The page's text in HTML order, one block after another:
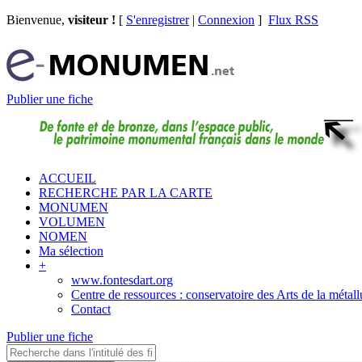
Bienvenue, visiteur ! [ S'enregistrer| Connexion ] Flux RSS
Publier une fiche
ACCUEIL
RECHERCHE PAR LA CARTE
MONUMEN
VOLUMEN
NOMEN
Ma sélection
+
www.fontesdart.org
Centre de ressources : conservatoire des Arts de la
Contact
Publier une fiche